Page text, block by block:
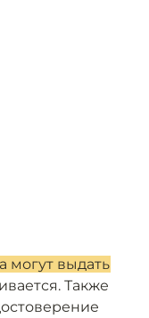
могут выдать
Также